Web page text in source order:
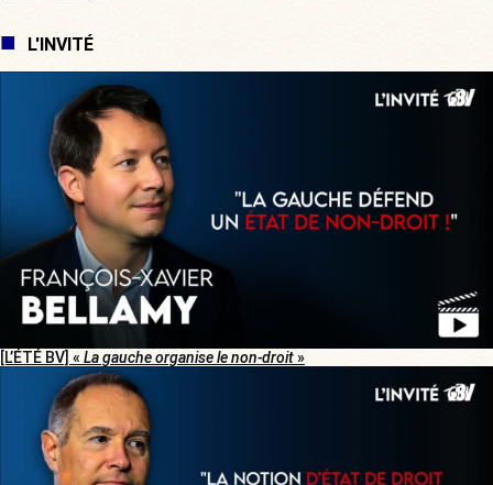
L'INVITÉ
[L’ÉTÉ BV] « La gauche organise le non-droit»